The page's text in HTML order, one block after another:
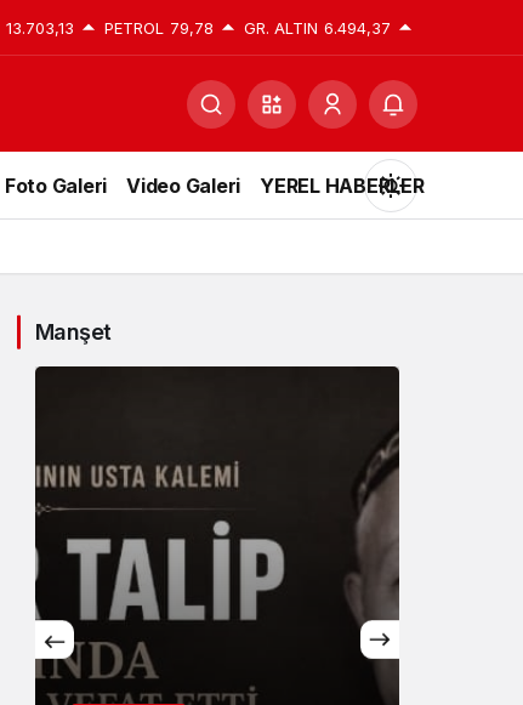
13.703,13 PETROL 79,78 GR. ALTIN 6.494,37
Foto Galeri Video Galeri YEREL HABERLER
Mod
değiştir
Gece Modu
Sistem Modu
Sistem modunu seçin.
Manşet